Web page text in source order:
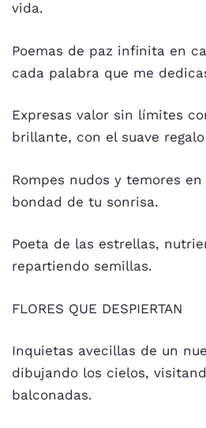
vida.
Poemas de paz infinita en
cada palabra que me
Expresas valor sin límites
brillante, con el suave
Rompes nudos y temores
bondad de tu sonrisa.
Poeta de las estrellas,
repartiendo semillas.
FLORES QUE DESPIERTAN
Inquietas avecillas de un
dibujando los cielos,
balconadas.